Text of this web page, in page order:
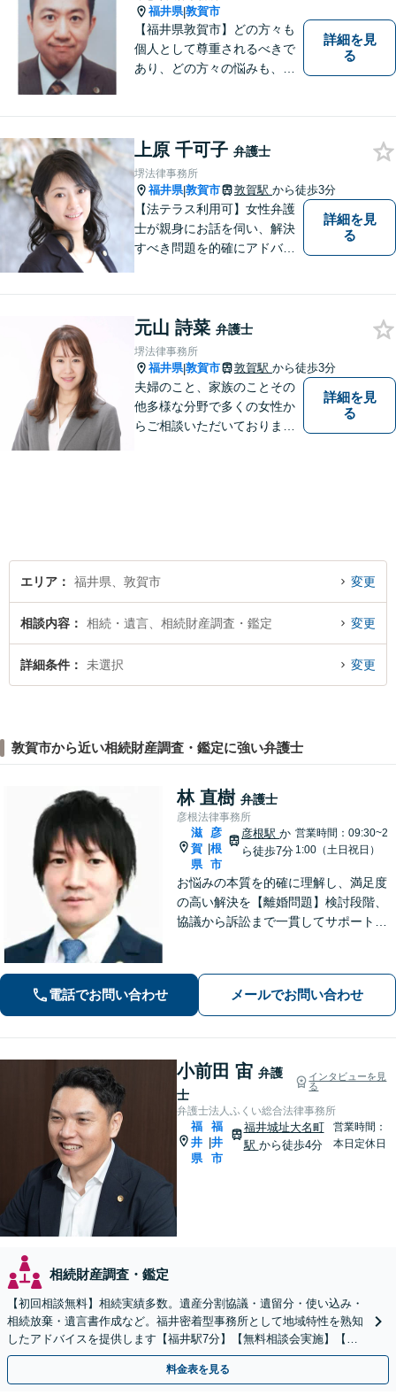
福井県|敦賀市
【福井県敦賀市】どの方々も
個人として尊重されるべきで
あり、どの方々の悩みも、そ
識の壁も越えて、解決が図ら
れる必要があります。
詳細を見
る
上原 千可子 弁護士
堺法律事務所
福井県|敦賀市 敦賀駅 から徒歩3分
【法テラス利用可】女性弁護
士が親身にお話を伺い、解決
すべき問題を的確にアドバイ
実績があります。まずはお気
軽にお問い合わせください。
詳細を見
る
元山 詩菜 弁護士
堺法律事務所
福井県|敦賀市 敦賀駅 から徒歩3分
夫婦のこと、家族のことその
他多様な分野で多くの女性か
らご相談いただいておりま
詳細を見
る
エリア 福井県、敦賀市 変更
相談内容 相続・遺言、相続財産調査・鑑定 変更
詳細条件 未選択 変更
敦賀市から近い相続財産調査・鑑定に強い弁護士
林 直樹 弁護士
彦根法律事務所
滋
賀
県
|
彦
根
市
彦根駅か
ら徒歩7分
営業時間：09:30~2
1:00（土日祝日）
お悩みの本質を的確に理解し、満足度
の高い解決を【離婚問題】検討段階、
協議から訴訟まで一貫してサポート
求など幅広く対応【オンライン面談】
【彦根駅7分】
電話でお問い合わせ メールでお問い合わせ
小前田 宙 弁護
士
インタビューを見
る
弁護士法人ふくい総合法律事務所
福
井
県
|
福
井
市
福井城址大名町
駅 から徒歩4分
営業時間：
本日定休日
相続財産調査・鑑定
【初回相談無料】相続実績多数。遺産分割協議・遺留分・使い込み・
相続放棄・遺言書作成など。福井密着型事務所として地域特性を熟知
したアドバイスを提供します【福井駅7分】【無料相談会実施】【完
全個室で対応】
料金表を見る